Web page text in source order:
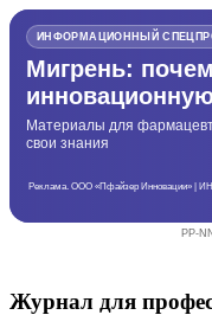
ИНФОРМАЦИОННЫЙ
Мигрень:
Материалы для
свои знания
Реклама. ООО «Пфайзер Инновации» | ИНН
PP-
Журнал для